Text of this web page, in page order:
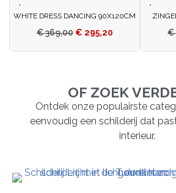
WHITE DRESS DANCING 90X120CM
€369,00 € 295,20 €
OF ZOEK
Ontdek onze populairste
eenvoudig een schilderij dat
interieur.